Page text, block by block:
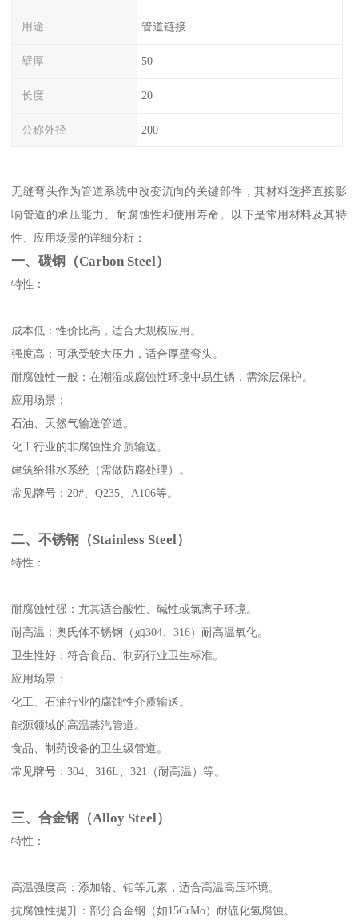
用途 管道链接
壁厚 50
长度 20
公称外径 200
无缝弯头作为管道系统中改变流向的关键部件，其材料选择直接影
响管道的承压能力、耐腐蚀性和使用寿命。以下是常用材料及其特
性、应用场景的详细分析：
一、碳钢（Carbon Steel）
特性：
成本低：性价比高，适合大规模应用。
强度高：可承受较大压力，适合厚壁弯头。
耐腐蚀性一般：在潮湿或腐蚀性环境中易生锈，需涂层保护。
应用场景：
石油、天然气输送管道。
化工行业的非腐蚀性介质输送。
建筑给排水系统（需做防腐处理）。
常见牌号：20#、Q235、A106等。
二、不锈钢（Stainless Steel）
特性：
耐腐蚀性强：尤其适合酸性、碱性或氯离子环境。
耐高温：奥氏体不锈钢（如304、316）耐高温氧化。
卫生性好：符合食品、制药行业卫生标准。
应用场景：
化工、石油行业的腐蚀性介质输送。
能源领域的高温蒸汽管道。
食品、制药设备的卫生级管道。
常见牌号：304、316L、321（耐高温）等。
三、合金钢（Alloy Steel）
特性：
高温强度高：添加铬、钼等元素，适合高温高压环境。
抗腐蚀性提升：部分合金钢（如15CrMo）耐硫化氢腐蚀。